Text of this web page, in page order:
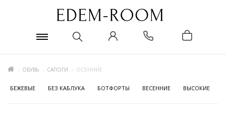
ОБУВЬ САПОГИ ОСЕННИЕ
БЕЖЕВЫЕ БЕЗ КАБЛУКА БОТФОРТЫ ВЕСЕННИЕ ВЫСОКИЕ